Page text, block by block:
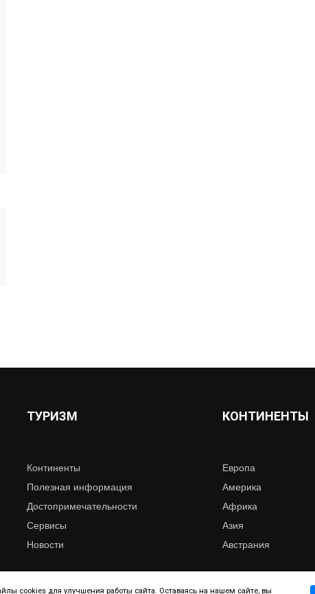
ТУРИЗМ
Континенты
Полезная информация
Достопримечательности
Сервисы
Новости
КОНТИНЕНТЫ
Европа
Америка
Африка
Азия
Австрания
cookies для улучшения работы сайта. Оставаясь на нашем сайте, вы